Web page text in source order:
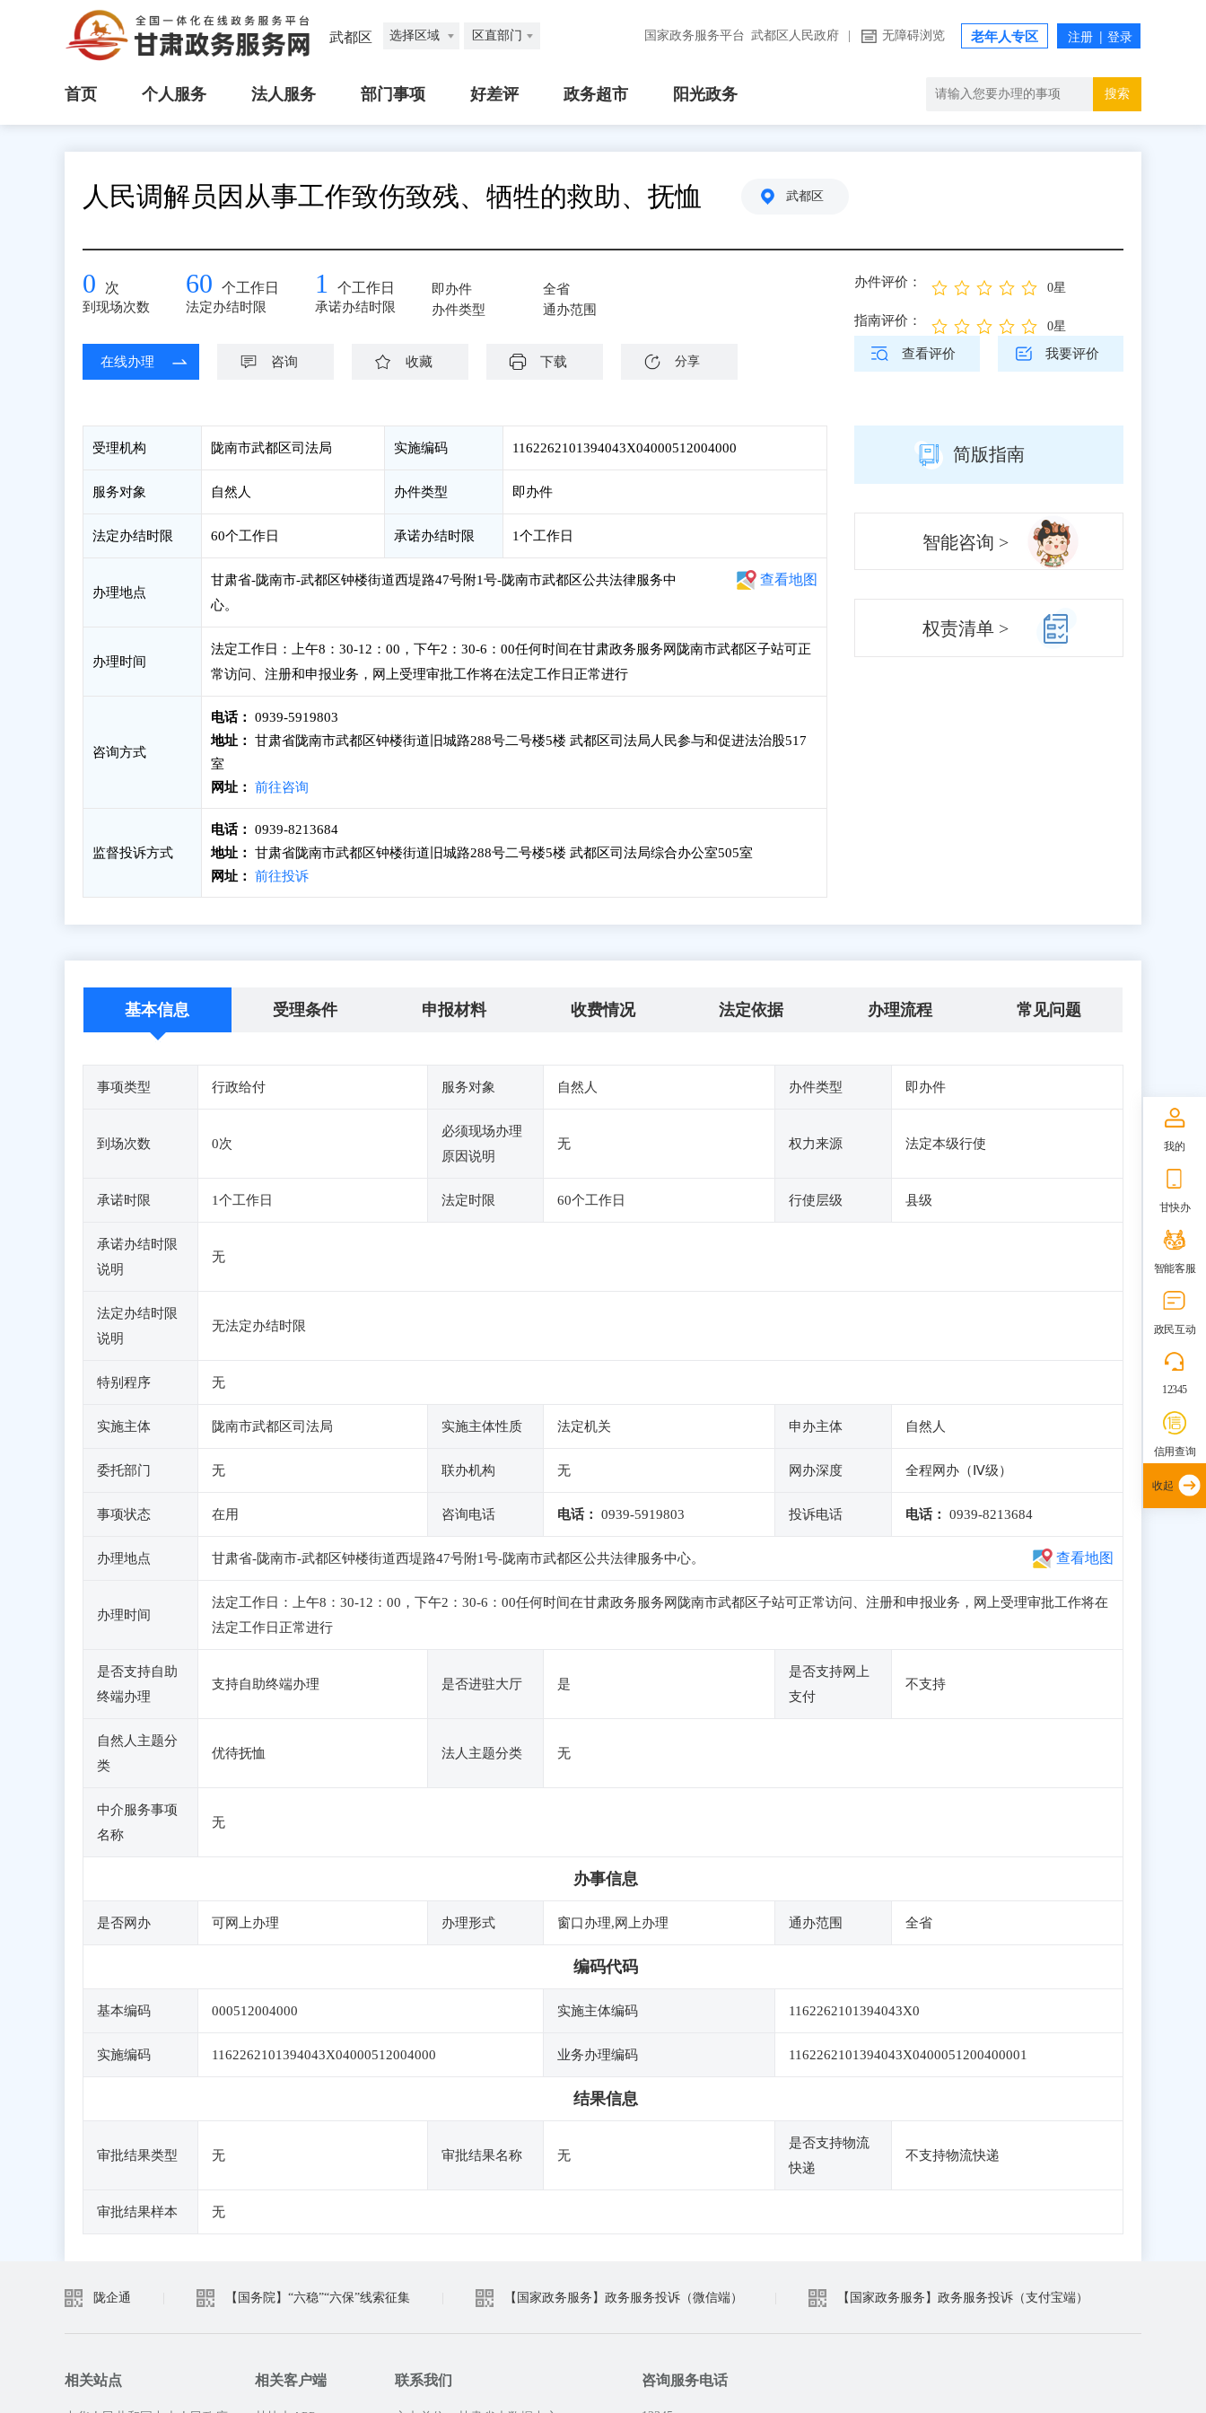
武都区 选择区域 区直部门 国家政务服务平台 武都区人民政府 无障碍浏览 老年人专区
首页 个人服务 法人服务 部门事项 好差评 政务超市 阳光政务 搜索
人民调解员因从事工作致伤致残、牺牲的救助、抚恤 武都区
0 次
到现场次数
60 个工作日
法定办结时限
1 个工作日
承诺办结时限
即办件
办件类型
全省
通办范围
在线办理 咨询 收藏 下载 分享
办件评价： 0星
指南评价： 0星
查看评价 我要评价
受理机构 陇南市武都区司法局 实施编码 1162262101394043X04000512004000
服务对象 自然人 办件类型 即办件
法定办结时限 60个工作日 承诺办结时限 1个工作日
办理地点
甘肃省-陇南市-武都区钟楼街道西堤路47号附1号-陇南市武都区公共法律服务中
心。
查看地图
办理时间
法定工作日：上午8：30-12：00，下午2：30-6：00任何时间在甘肃政务服务网陇南市武都区子站可正
常访问、注册和申报业务，网上受理审批工作将在法定工作日正常进行
咨询方式
电话：
0939-5919803
地址：
甘肃省陇南市武都区钟楼街道旧城路288号二号楼5楼 武都区司法局人民参与和促进法治股517
室
网址：
前往咨询
监督投诉方式
电话：
0939-8213684
地址：
甘肃省陇南市武都区钟楼街道旧城路288号二号楼5楼 武都区司法局综合办公室505室
网址：
前往投诉
简版指南
智能咨询 >
权责清单 >
基本信息 受理条件 申报材料 收费情况 法定依据 办理流程 常见问题
事项类型 行政给付 服务对象 自然人 办件类型 即办件
到场次数 0次
必须现场办理
原因说明
无 权力来源 法定本级行使
承诺时限 1个工作日 法定时限 60个工作日 行使层级 县级
承诺办结时限
说明
无
法定办结时限
说明
无法定办结时限
特别程序 无
实施主体 陇南市武都区司法局 实施主体性质 法定机关 申办主体 自然人
委托部门 无 联办机构 无 网办深度 全程网办（Ⅳ级）
事项状态 在用 咨询电话 电话： 0939-5919803 投诉电话 电话： 0939-8213684
办理地点 甘肃省-陇南市-武都区钟楼街道西堤路47号附1号-陇南市武都区公共法律服务中心。 查看地图
办理时间
法定工作日：上午8：30-12：00，下午2：30-6：00任何时间在甘肃政务服务网陇南市武都区子站可正常访问、注册和申报业务，网上受理审批工作将在
法定工作日正常进行
是否支持自助
终端办理
支持自助终端办理 是否进驻大厅 是
是否支持网上
支付
不支持
自然人主题分
类
优待抚恤 法人主题分类 无
中介服务事项
名称
无
办事信息
是否网办 可网上办理 办理形式 窗口办理,网上办理 通办范围 全省
编码代码
基本编码 000512004000 实施主体编码 1162262101394043X0
实施编码 1162262101394043X04000512004000 业务办理编码 1162262101394043X0400051200400001
结果信息
审批结果类型 无 审批结果名称 无
是否支持物流
快递
不支持物流快递
审批结果样本 无
陇企通 【国务院】“六稳”“六保”线索征集 【国家政务服务】政务服务投诉（微信端） 【国家政务服务】政务服务投诉（支付宝端）
相关站点 相关客户端 联系我们 咨询服务电话
我的
甘快办
智能客服
政民互动
12345
信用查询
收起